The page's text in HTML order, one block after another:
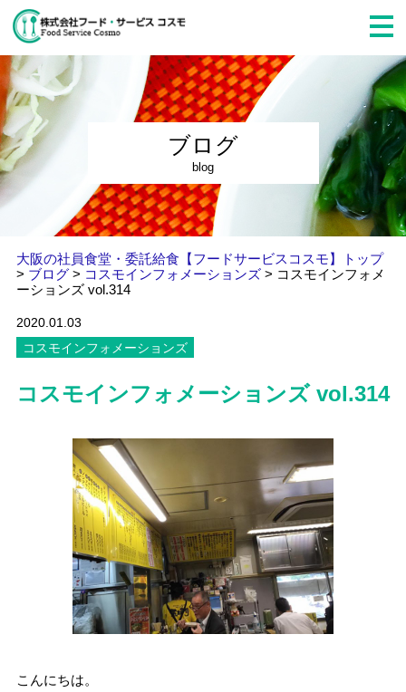
ブログ
blog
大阪の社員食堂・委託給食【フードサービスコスモ】トップ
> ブログ> コスモインフォメーションズ> コスモインフォメ
ーションズ vol.314
2020.01.03
コスモインフォメーションズ
コスモインフォメーションズ vol.314
こんにちは。